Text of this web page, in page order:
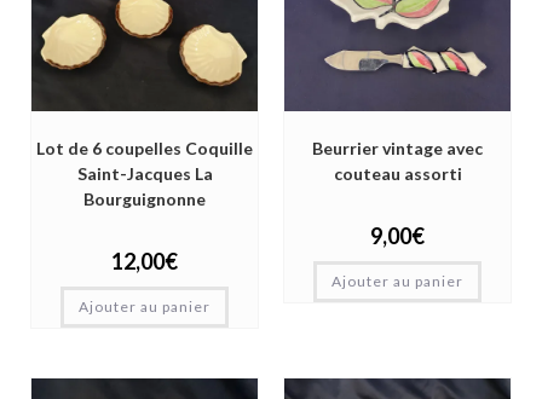
Lot de 6 coupelles Coquille
Saint-Jacques La
Bourguignonne
12,00€
Ajouter au panier
Beurrier vintage avec
couteau assorti
9,00€
Ajouter au panier